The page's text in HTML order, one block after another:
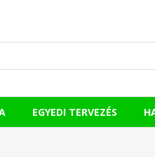
EGYEDI TERVEZÉS